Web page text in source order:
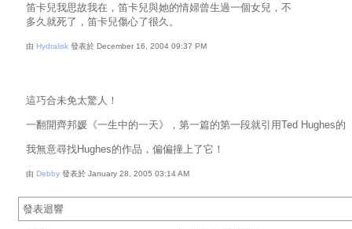
笛卡兒我思故我在，笛卡兒與她的情婦曾生過一個女兒，不
多久就死了，笛卡兒傷心了很久。
由 Hydralisk 發表於 December 16, 2004 09:37 PM
這巧合未免太驚人！
一翻開齊邦媛《一生中的一天》，第一篇的第一段就引用Ted Hughes
我無意尋找Hughes的作品，偏偏撞上了它！
由 Debby 發表於 January 28, 2005 03:14 AM
發表迴響